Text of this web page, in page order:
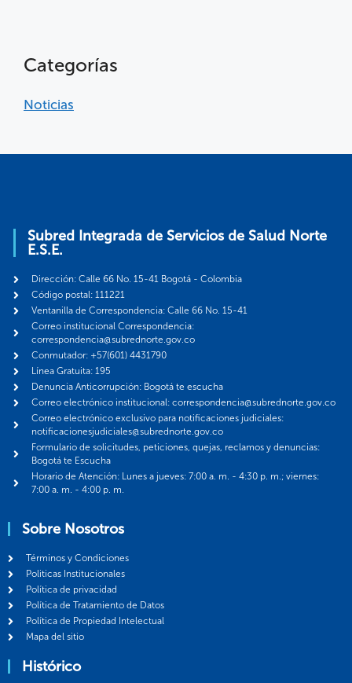
Categorías
Noticias
Subred Integrada de Servicios de Salud Norte
E.S.E.
Dirección: Calle 66 No. 15-41 Bogotá - Colombia
Código postal: 111221
Ventanilla de Correspondencia: Calle 66 No. 15-41
Correo institucional Correspondencia:
correspondencia@subrednorte.gov.co
Conmutador: +57(601) 4431790
Línea Gratuita: 195
Denuncia Anticorrupción: Bogotá te escucha
Correo electrónico institucional: correspondencia@subrednorte.gov.co
Correo electrónico exclusivo para notificaciones judiciales:
notificacionesjudiciales@subrednorte.gov.co
Formulario de solicitudes, peticiones, quejas, reclamos y denuncias:
Bogotá te Escucha
Horario de Atención: Lunes a jueves: 7:00 a. m. - 4:30 p. m.; viernes:
7:00 a. m. - 4:00 p. m.
Sobre Nosotros
Términos y Condiciones
Politicas Institucionales
Política de privacidad
Política de Tratamiento de Datos
Política de Propiedad Intelectual
Mapa del sitio
Histórico